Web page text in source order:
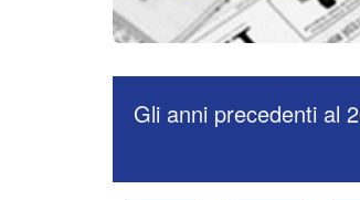
Gli anni precedenti al